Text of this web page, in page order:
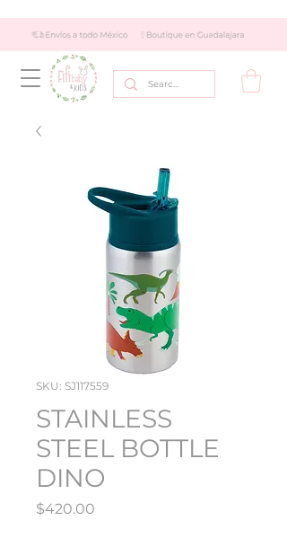
SKU: SJ117559
STAINLESS
STEEL BOTTLE
DINO
$420.00